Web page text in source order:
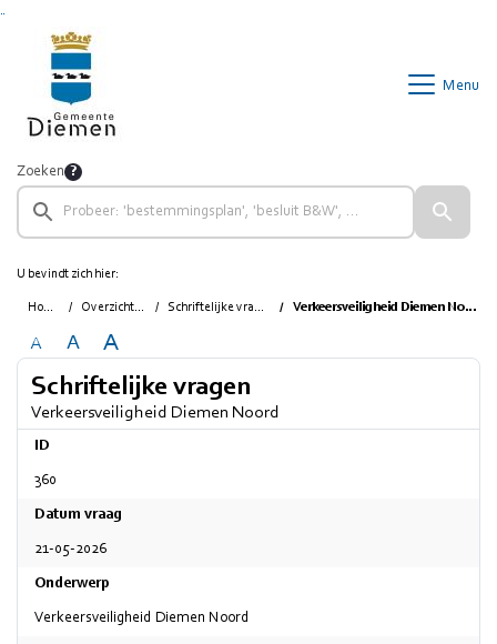
Menu
Zoeken
U bevindt zich hier:
Home Overzichten Schriftelijke vragen Verkeersveiligheid Diemen Noord
A A A
Schriftelijke vragen
Verkeersveiligheid Diemen Noord
ID
360
Datum vraag
21-05-2026
Onderwerp
Verkeersveiligheid Diemen Noord